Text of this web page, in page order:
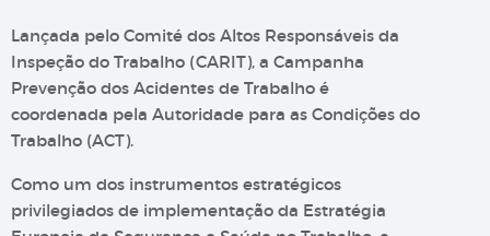
Lançada pelo Comité dos Altos Responsáveis da
Inspeção do Trabalho (CARIT), a Campanha
Prevenção dos Acidentes de Trabalho é
coordenada pela Autoridade para as Condições do
Trabalho (ACT).
Como um dos instrumentos estratégicos
privilegiados de implementação da Estratégia